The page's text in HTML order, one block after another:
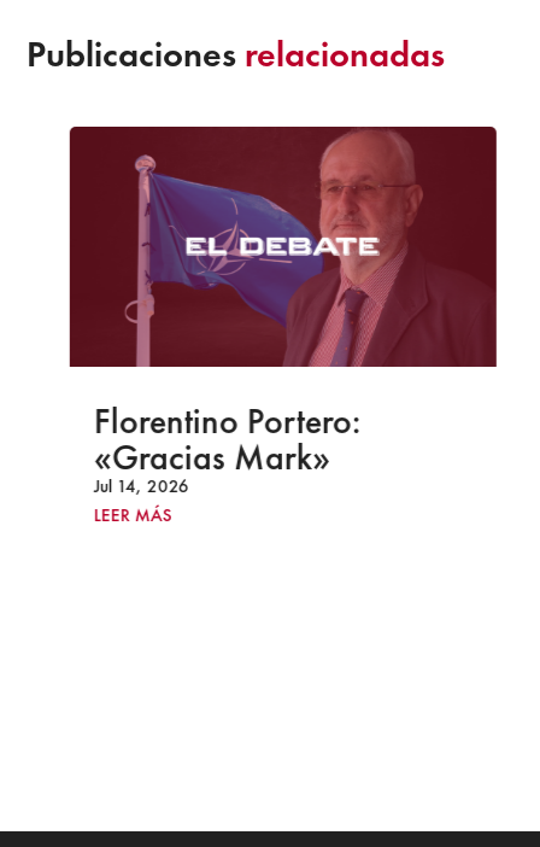
Publicaciones relacionadas
Florentino Portero:
«Gracias Mark»
Jul 14, 2026
LEER MÁS